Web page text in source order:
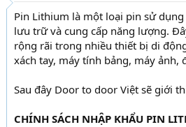
g
ử
i
Pin Lithium là một loại pin sử
lưu trữ và cung cấp năng lượng.
rộng rãi trong nhiều thiết bị di
xách tay, máy tính bảng, máy ảnh,
Sau đây Door to door Việt sẽ giới
CHÍNH SÁCH NHẬP KHẨU PIN